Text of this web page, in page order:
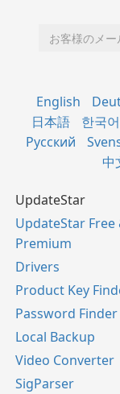
English
日本語
한국어
Русский
中
UpdateStar
UpdateStar Free
Premium
Drivers
Product Key
Password Finder
Local Backup
Video Converter
SigParser